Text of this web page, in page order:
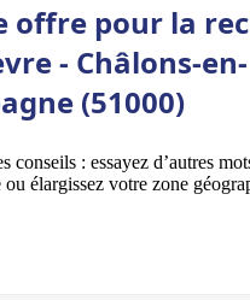
offre pour la
- Châlons-en-
(51000)
conseils : essayez d’autres
ou élargissez votre zone